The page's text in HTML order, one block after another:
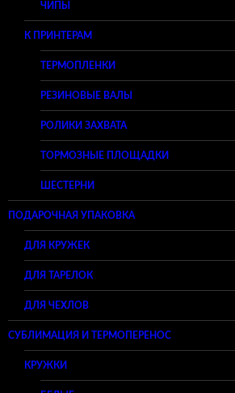
ЧИПЫ
К ПРИНТЕРАМ
ТЕРМОПЛЕНКИ
РЕЗИНОВЫЕ ВАЛЫ
РОЛИКИ ЗАХВАТА
ТОРМОЗНЫЕ ПЛОЩАДКИ
ШЕСТЕРНИ
ПОДАРОЧНАЯ УПАКОВКА
ДЛЯ КРУЖЕК
ДЛЯ ТАРЕЛОК
ДЛЯ ЧЕХЛОВ
СУБЛИМАЦИЯ И ТЕРМОПЕРЕНОС
КРУЖКИ